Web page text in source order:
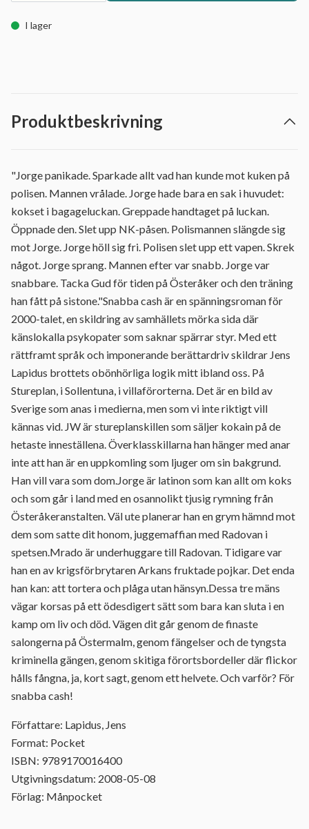
I lager
Produktbeskrivning
"Jorge panikade. Sparkade allt vad han kunde mot kuken på
polisen. Mannen vrålade. Jorge hade bara en sak i huvudet:
kokset i bagageluckan. Greppade handtaget på luckan.
Öppnade den. Slet upp NK-påsen. Polismannen slängde sig
mot Jorge. Jorge höll sig fri. Polisen slet upp ett vapen. Skrek
något. Jorge sprang. Mannen efter var snabb. Jorge var
snabbare. Tacka Gud för tiden på Österåker och den träning
han fått på sistone."Snabba cash är en spänningsroman för
2000-talet, en skildring av samhällets mörka sida där
känslokalla psykopater som saknar spärrar styr. Med ett
rättframt språk och imponerande berättardriv skildrar Jens
Lapidus brottets obönhörliga logik mitt ibland oss. På
Stureplan, i Sollentuna, i villaförorterna. Det är en bild av
Sverige som anas i medierna, men som vi inte riktigt vill
kännas vid. JW är stureplanskillen som säljer kokain på de
hetaste inneställena. Överklasskillarna han hänger med anar
inte att han är en uppkomling som ljuger om sin bakgrund.
Han vill vara som dom.Jorge är latinon som kan allt om koks
och som går i land med en osannolikt tjusig rymning från
Österåkeranstalten. Väl ute planerar han en grym hämnd mot
dem som satte dit honom, juggemaffian med Radovan i
spetsen.Mrado är underhuggare till Radovan. Tidigare var
han en av krigsförbrytaren Arkans fruktade pojkar. Det enda
han kan: att tortera och plåga utan hänsyn.Dessa tre mäns
vägar korsas på ett ödesdigert sätt som bara kan sluta i en
kamp om liv och död. Vägen dit går genom de finaste
salongerna på Östermalm, genom fängelser och de tyngsta
kriminella gängen, genom skitiga förortsbordeller där flickor
hålls fångna, ja, kort sagt, genom ett helvete. Och varför? För
snabba cash!
Författare: Lapidus, Jens
Format: Pocket
ISBN: 9789170016400
Utgivningsdatum: 2008-05-08
Förlag: Månpocket